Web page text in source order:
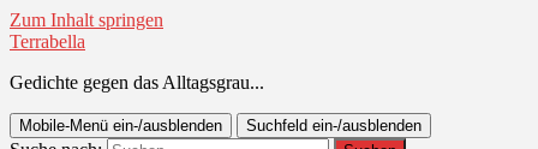
Zum Inhalt springen
Terrabella
Gedichte gegen das Alltagsgrau...
Mobile-Menü ein-/ausblenden Suchfeld ein-/ausblenden